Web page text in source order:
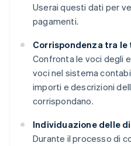
Userai questi dati per
pagamenti.
Corrispondenza tra le
Confronta le voci degli
voci nel sistema
importi e descrizioni
corrispondano.
Individuazione delle
Durante il processo di